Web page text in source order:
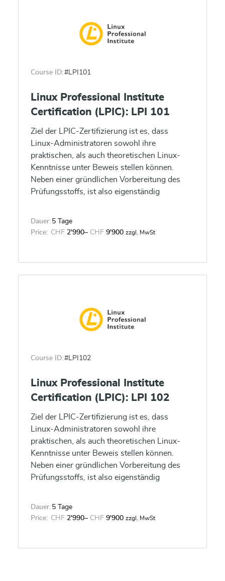
Course ID:#LPI101
Linux Professional Institute
Certification (LPIC): LPI 101
Ziel der LPIC-Zertifizierung ist es, dass
Linux-Administratoren sowohl ihre
praktischen, als auch theoretischen Linux-
Kenntnisse unter Beweis stellen können.
Neben einer gründlichen Vorbereitung des
Prüfungsstoffs, ist also eigenständig
Erfolg.
Dauer: 5 Tage
Price: CHF 2'990– CHF 9'900 zzgl. MwSt
Course ID:#LPI102
Linux Professional Institute
Certification (LPIC): LPI 102
Ziel der LPIC-Zertifizierung ist es, dass
Linux-Administratoren sowohl ihre
praktischen, als auch theoretischen Linux-
Kenntnisse unter Beweis stellen können.
Neben einer gründlichen Vorbereitung des
Prüfungsstoffs, ist also eigenständig
Erfolg.
Dauer: 5 Tage
Price: CHF 2'990– CHF 9'900 zzgl. MwSt